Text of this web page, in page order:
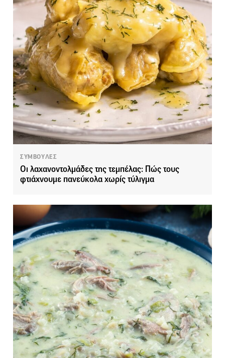
ΣΥΜΒΟΥΛΕΣ
Οι λαχανοντολμάδες της τεμπέλας: Πώς τους
φτιάχνουμε πανεύκολα χωρίς τύλιγμα